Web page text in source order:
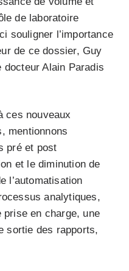
de laboratoire
souligner l’importance
de ce dossier, Guy
docteur Alain Paradis
ces nouveaux
mentionnons
pré et post
et le diminution de
l’automatisation
analytiques,
prise en charge, une
sortie des rapports,